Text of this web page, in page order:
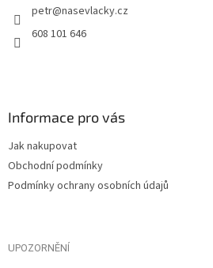
petr@nasevlacky.cz
608 101 646
Informace pro vás
Jak nakupovat
Obchodní podmínky
Podmínky ochrany osobních údajů
UPOZORNĚNÍ